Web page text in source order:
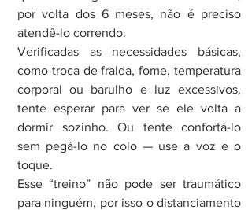
por volta dos 6 meses, não é preciso
atendê-lo correndo.
Verificadas as necessidades básicas,
como troca de fralda, fome, temperatura
corporal ou barulho e luz excessivos,
tente esperar para ver se ele volta a
dormir sozinho. Ou tente confortá-lo
sem pegá-lo no colo — use a voz e o
toque.
Esse “treino” não pode ser traumático
para ninguém, por isso o distanciamento